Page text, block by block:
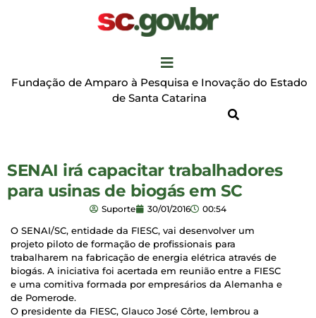
Fundação de Amparo à Pesquisa e Inovação do Estado
de Santa Catarina
SENAI irá capacitar trabalhadores
para usinas de biogás em SC
Suporte 30/01/2016 00:54
O SENAI/SC, entidade da FIESC, vai desenvolver um
projeto piloto de formação de profissionais para
trabalharem na fabricação de energia elétrica através de
biogás. A iniciativa foi acertada em reunião entre a FIESC
e uma comitiva formada por empresários da Alemanha e
de Pomerode.
O presidente da FIESC, Glauco José Côrte, lembrou a